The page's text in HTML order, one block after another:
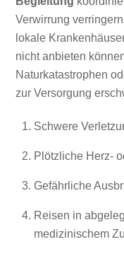
Verwirrung
lokale
nicht anbieten
Naturkatastrophen
zur Versorgung
Schwere
Plötzliche Herz-
Gefährliche
Reisen in
medizinischem